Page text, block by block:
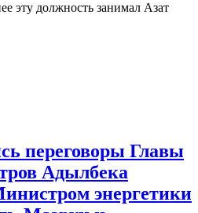
эту должность занимал Азат
переговоры Главы
Адылбека
энергетики